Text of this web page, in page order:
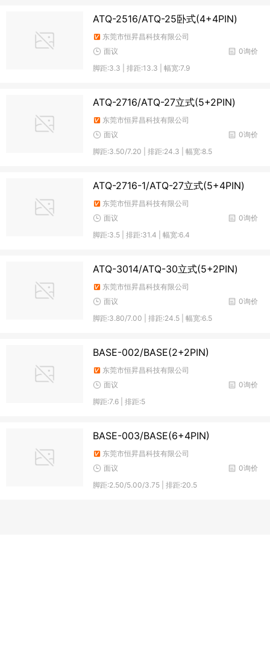
ATQ-2516/ATQ-25卧式(4+4PIN)
东莞市恒昇昌科技有限公司
0询价
面议
脚距:3.3 | 排距:13.3 | 幅宽:7.9
ATQ-2716/ATQ-27立式(5+2PIN)
东莞市恒昇昌科技有限公司
0询价
面议
脚距:3.50/7.20 | 排距:24.3 | 幅宽:8.5
ATQ-2716-1/ATQ-27立式(5+4PIN)
东莞市恒昇昌科技有限公司
0询价
面议
脚距:3.5 | 排距:31.4 | 幅宽:6.4
ATQ-3014/ATQ-30立式(5+2PIN)
东莞市恒昇昌科技有限公司
0询价
面议
脚距:3.80/7.00 | 排距:24.5 | 幅宽:6.5
BASE-002/BASE(2+2PIN)
东莞市恒昇昌科技有限公司
0询价
面议
脚距:7.6 | 排距:5
BASE-003/BASE(6+4PIN)
东莞市恒昇昌科技有限公司
0询价
面议
脚距:2.50/5.00/3.75 | 排距:20.5